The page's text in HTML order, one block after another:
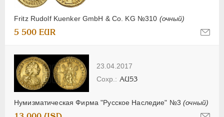
Fritz Rudolf Kuenker GmbH & Co. KG №310 (очный)
5 500 EUR
23.04.2017
Нумизматическая Фирма "Русское Наследие" №3(очный)
AU53